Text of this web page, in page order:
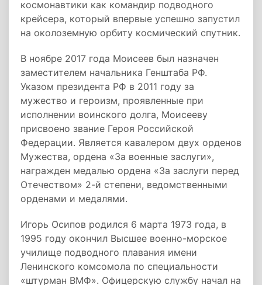
космонавтики как командир подводного
крейсера, который впервые успешно запустил
на околоземную орбиту космический спутник.
В ноябре 2017 года Моисеев был назначен
заместителем начальника Генштаба РФ.
Указом президента РФ в 2011 году за
мужество и героизм, проявленные при
исполнении воинского долга, Моисееву
присвоено звание Героя Российской
Федерации. Является кавалером двух орденов
Мужества, ордена «За военные заслуги»,
награжден медалью ордена «За заслуги перед
Отечеством» 2-й степени, ведомственными
орденами и медалями.
Игорь Осипов родился 6 марта 1973 года, в
1995 году окончил Высшее военно-морское
училище подводного плавания имени
Ленинского комсомола по специальности
«штурман ВМФ». Офицерскую службу начал на